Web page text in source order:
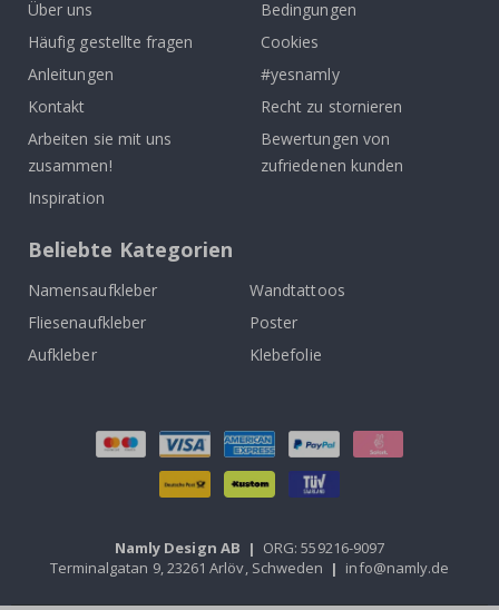
Über uns
Häufig gestellte fragen
Anleitungen
Kontakt
Arbeiten sie mit uns
zusammen!
Inspiration
Bedingungen
Cookies
#yesnamly
Recht zu stornieren
Bewertungen von
zufriedenen kunden
Beliebte Kategorien
Namensaufkleber
Wandtattoos
Fliesenaufkleber
Poster
Aufkleber
Klebefolie
Namly Design AB | ORG: 559216-9097
Terminalgatan 9, 23261 Arlöv, Schweden | info@namly.de